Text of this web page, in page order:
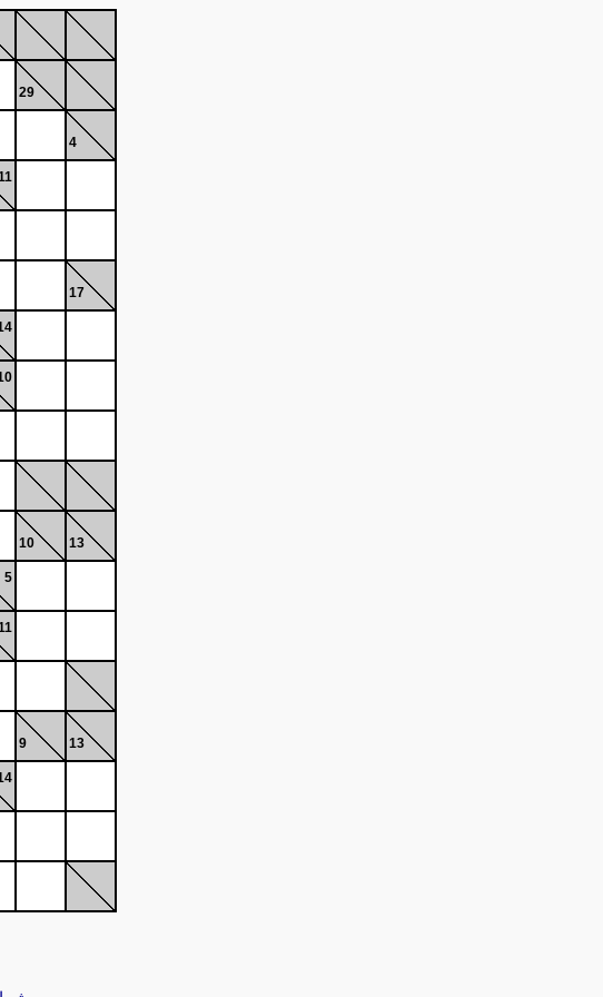
29
4
17
10
13
5
9 13